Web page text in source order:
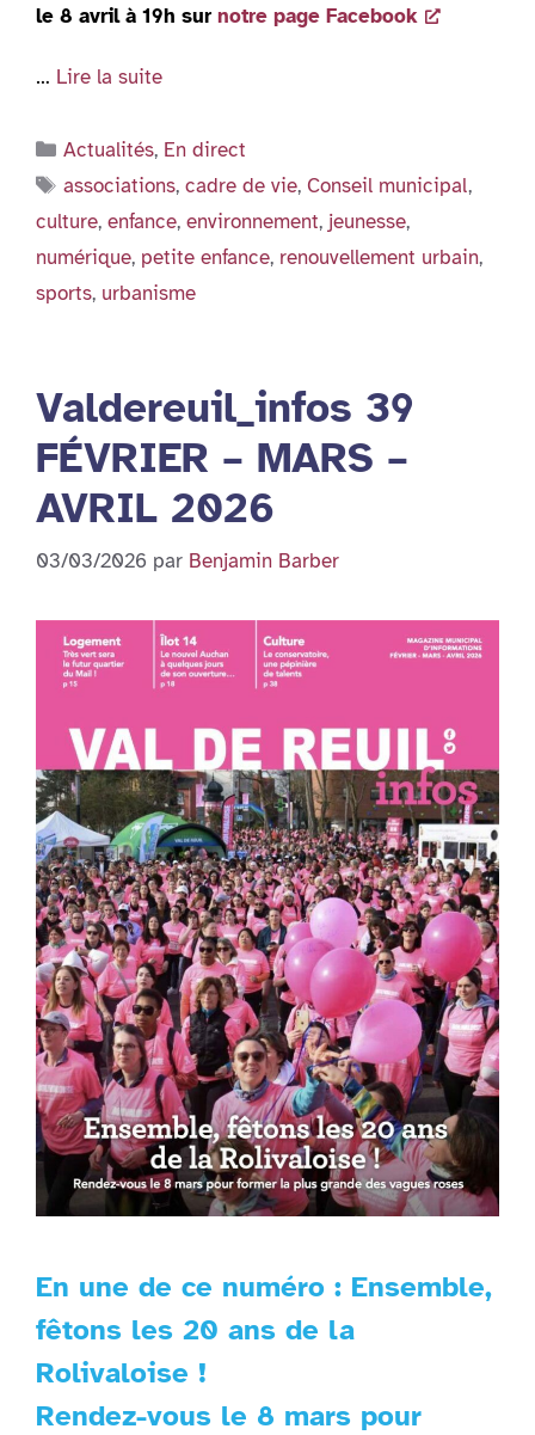
le 8 avril à 19h sur notre page Facebook
… Lire la suite
Catégories
Actualités, En direct
Étiquettes
associations,cadre de vie, Conseil municipal,
culture, enfance, environnement, jeunesse,
numérique, petite enfance, renouvellement urbain,
sports, urbanisme
Valdereuil_infos 39
FÉVRIER – MARS –
AVRIL 2026
03/03/2026 par Benjamin Barber
En une de ce numéro : Ensemble,
fêtons les 20 ans de la
Rolivaloise !
Rendez-vous le 8 mars pour